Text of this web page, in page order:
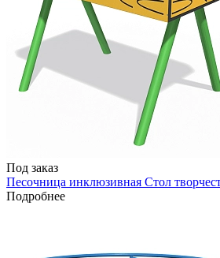
Под заказ
Песочница инклюзивная Стол
Подробнее